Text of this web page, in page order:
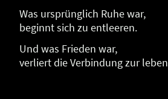
Was ursprünglich Ruhe war,
beginnt sich zu entleeren.
Und was Frieden war,
verliert die Verbindung zur